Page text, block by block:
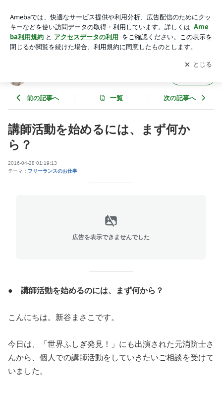
大人気講座のつくり方
アプリをダウンロードして ブログの更新通知
を受け取りまし
ょう。
開く
前の記事へ 一覧 次の記事へ
講師活動を始めるには、まず何か
ら？
2016-04-28 01:19:13
テーマ： フリーランスのお仕事
広告を表示できませんでした
● 講師活動を始めるのには、まず何から？
こんにちは。新谷まさこです。
今日は、「世界ふしぎ発見！」にも出演された元消防士さ
んから、個人での講師活動をしていきたいご相談を受けて
いました。